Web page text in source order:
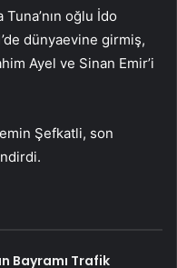
oğlu İdo
dünyaevine girmiş,
Ayel ve Sinan Emir’i
Şefkatli, son
Bayramı Trafik